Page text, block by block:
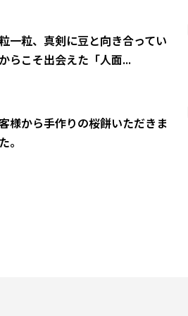
一粒、真剣に豆と向き合ってい
らこそ出会えた「人面...
様から手作りの桜餅いただきま
。